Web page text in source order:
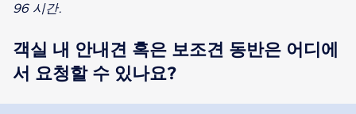
96 시간.
객실 내 안내견 혹은 보조견 동반은 어디에
서 요청할 수 있나요?